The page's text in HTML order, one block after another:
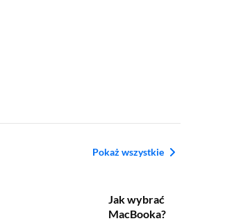
Pokaż wszystkie
Jak wybrać
MacBooka?